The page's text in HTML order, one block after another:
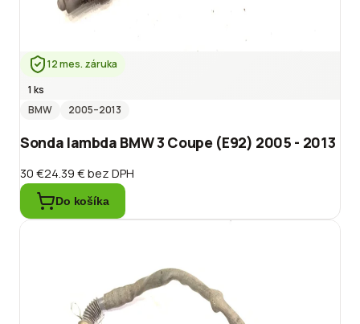
12 mes. záruka
1 ks
BMW
2005–2013
Sonda lambda BMW 3 Coupe (E92) 2005 - 2013
30 €24.39 €bez DPH
Do košíka